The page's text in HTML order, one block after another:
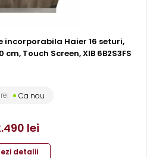
incorporabila Haier 16 seturi,
Touch Screen, XIB 6B2S3FS
Ca nou
lei
detalii